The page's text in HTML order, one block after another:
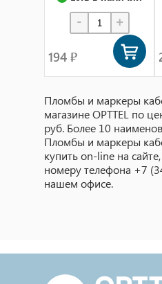
- +
194 ₽
Пломбы и маркеры
магазине OPTTEL по
руб. Более 10
Пломбы и маркеры
купить on-line на
номеру телефона +7
нашем офисе.